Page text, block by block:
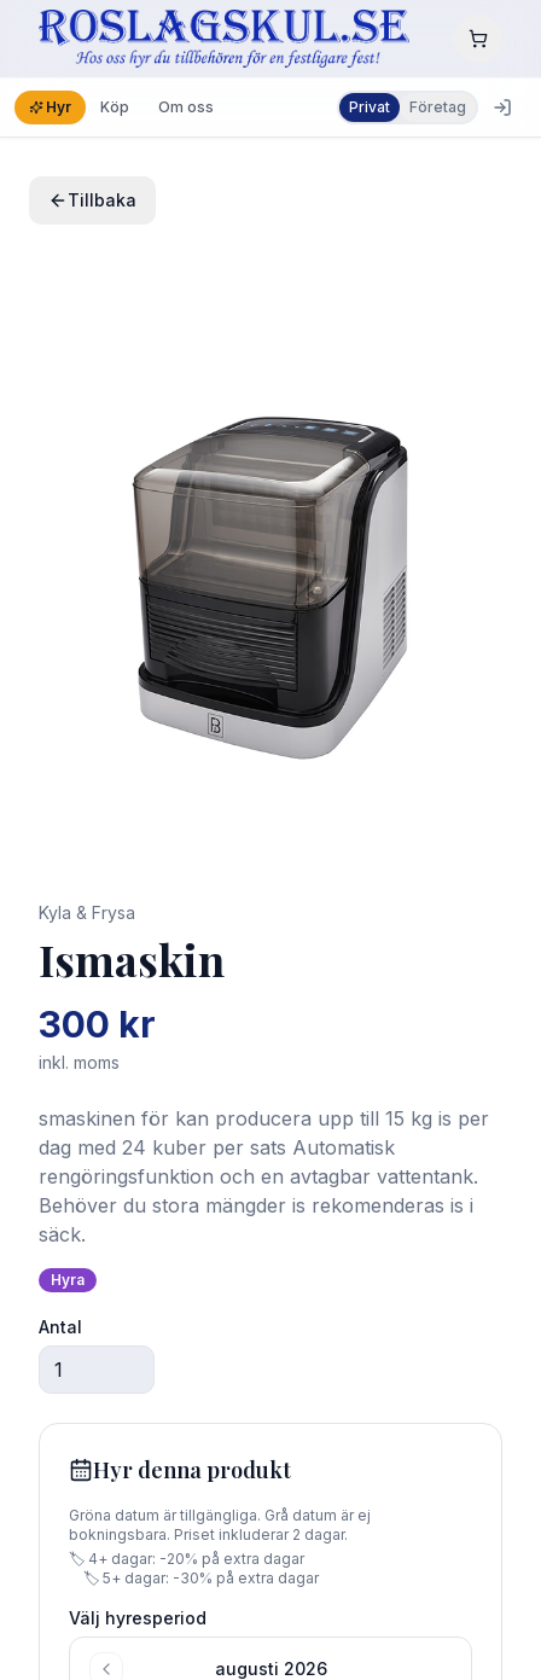
Hyr Köp Om oss Privat Företag
Tillbaka
Kyla & Frysa
Ismaskin
300 kr
inkl. moms
smaskinen för kan producera upp till 15 kg is per
dag med 24 kuber per sats Automatisk
rengöringsfunktion och en avtagbar vattentank.
Behöver du stora mängder is rekomenderas is i
säck.
Hyra
Antal
Hyr denna produkt
Gröna datum är tillgängliga. Grå datum är ej
bokningsbara. Priset inkluderar 2 dagar.
🏷️ 4+ dagar: -20% på extra dagar
🏷️ 5+ dagar: -30% på extra dagar
Välj hyresperiod
augusti 2026